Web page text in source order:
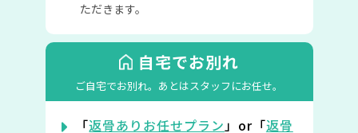
ただきます。
自宅でお別れ
ご自宅でお別れ。 あとはスタッフにお任せ。
「返骨ありお任せプラン」or「返骨